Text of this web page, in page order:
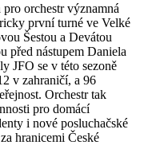
pro orchestr významná
první turné ve Velké
Šestou a Devátou
před nástupem Daniela
JFO se v této sezoně
v zahraničí, a 96
Orchestr tak
pro domácí
i nové posluchačské
hranicemi České